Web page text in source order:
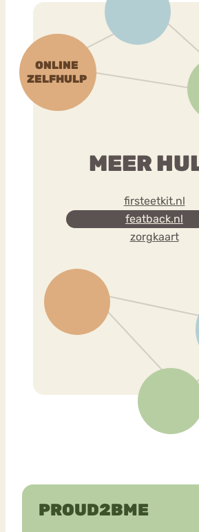
MEER
firsteetkit.nl
featback.nl
zorgkaart
PROUD2BME